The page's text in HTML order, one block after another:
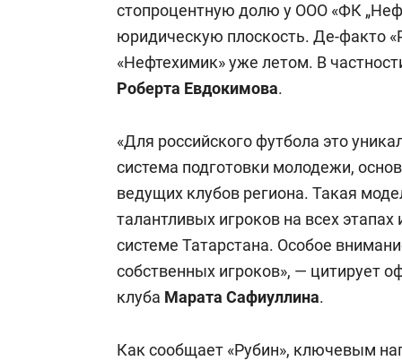
стопроцентную долю у ООО «ФК
юридическую плоскость. Де-факто
«Нефтехимик» уже летом. В
Роберта Евдокимова.
«Для российского футбола это
система подготовки молодежи,
ведущих клубов региона. Такая
талантливых игроков на всех
системе Татарстана. Особое
собственных игроков», — цитирует
клуба Марата Сафиуллина.
Как сообщает «Рубин», ключевым